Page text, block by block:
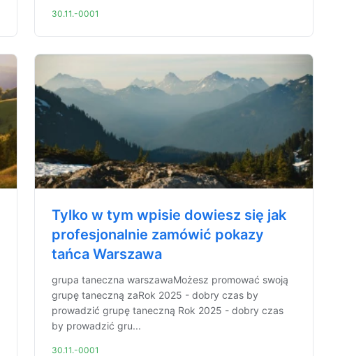
30.11.-0001
Tylko w tym wpisie dowiesz się jak
profesjonalnie zamówić pokazy
tańca Warszawa
grupa taneczna warszawaMożesz promować swoją
grupę taneczną zaRok 2025 - dobry czas by
prowadzić grupę taneczną Rok 2025 - dobry czas
by prowadzić gru...
30.11.-0001